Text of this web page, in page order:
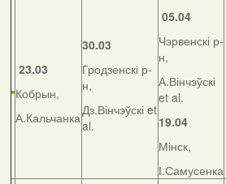
23.03
Кобрын,
А.Кальчанка
30.03
Гродзенскі р-
н,
Дз.Вінчэўскі et
al.
05.04
Чэрвенскі р-
н,
А.Вінчэўскі
et al.
19.04
Мінск,
І.Самусенка